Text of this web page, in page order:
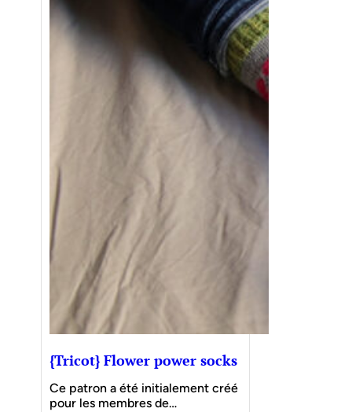
{Tricot} Flower power socks
Ce patron a été initialement créé
pour les membres de…